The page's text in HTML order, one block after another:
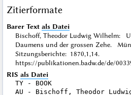
Zitierformate
Barer Text als Datei
Bischoff, Theodor Ludwig Wilhelm:
Daumens und der grossen Zehe.
Sitzungsberichte: 1870,1,14.
https://publikationen.badw.de/de/
RIS als Datei
TY - BOOK
AU - Bischoff, Theodor